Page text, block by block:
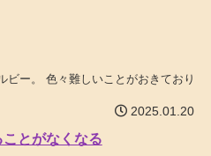
ビー。 色々難しいことがおきており
2025.01.20
ことがなくなる